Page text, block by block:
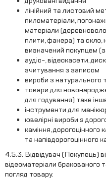
лінійний та листовий
пиломатеріали,
матеріали
плити, фанера) та скло,
визначений покупцем
аудіо-, відеокасети,
зчитування з записом
вироби з натурального
товари для
для годування) таке
інструменти для
ювелірні вироби з
каміння, дорогоцінного
та напівдорогоцінного
4.5.3. Відвідувач (Покупець)
відеоматеріали бракованого
погляд товару.